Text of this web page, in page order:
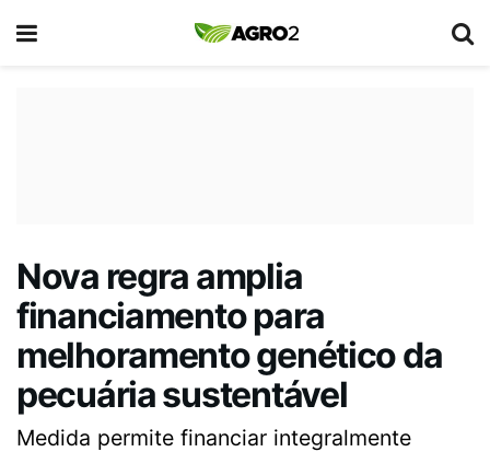
Nova regra amplia
financiamento para
melhoramento genético da
pecuária sustentável
Medida permite financiar integralmente